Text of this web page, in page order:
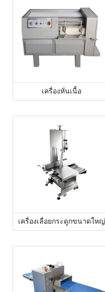
เครื่องหั่นเนื้อ
เครื่องเลื่อยกระดูกขนาดใหญ่